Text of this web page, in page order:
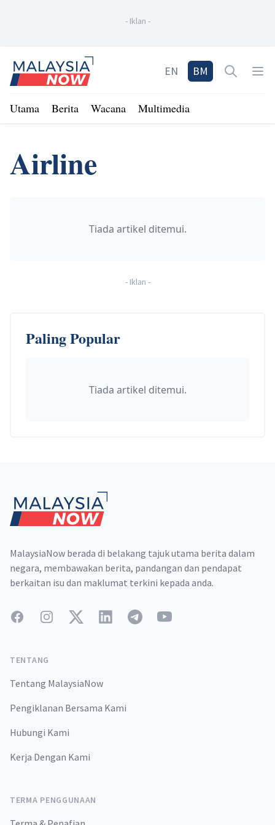
- Iklan -
Home
EN BM Open
Utama Berita Wacana Multimedia
Airline
Tiada artikel ditemui.
- Iklan -
Paling Popular
Tiada artikel ditemui.
MalaysiaNow berada di belakang tajuk utama berita dalam
negara, membawakan berita, pandangan dan pendapat
berkaitan isu dan maklumat terkini kepada anda.
FacebookInstagramTwitterLinkedInTelegramYouTube
TENTANG
Tentang MalaysiaNow
Pengiklanan Bersama Kami
Hubungi Kami
Kerja Dengan Kami
TERMA PENGGUNAAN